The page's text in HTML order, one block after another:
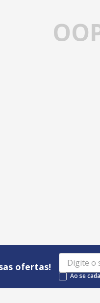
ofertas!
Ao se